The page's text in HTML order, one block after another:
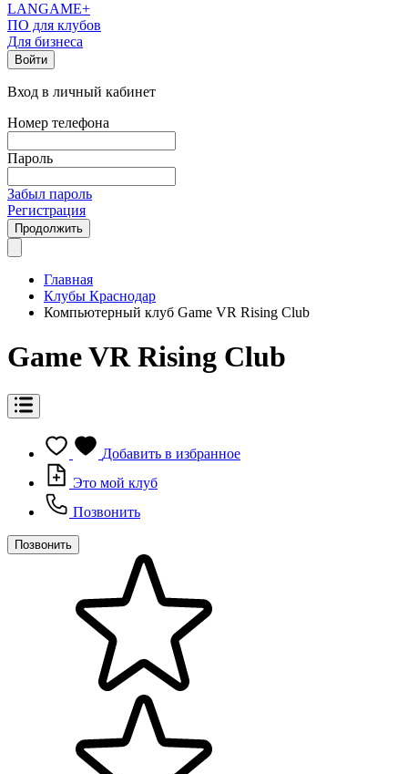
LANGAME+
ПО для клубов
Для бизнеса
Войти
Вход в личный кабинет
Номер телефона
Пароль
Забыл пароль
Регистрация
Продолжить
Главная
Клубы Краснодар
Компьютерный клуб Game VR Rising Club
Game VR Rising Club
Добавить в избранное
Это мой клуб
Позвонить
Позвонить